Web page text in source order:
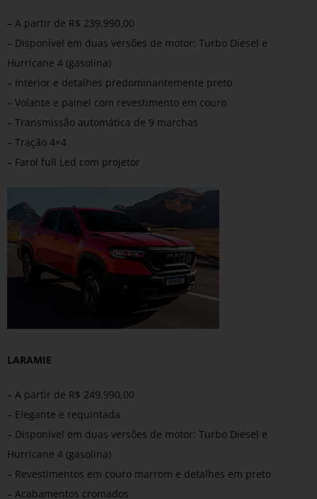
– A partir de R$ 239.990,00
– Disponível em duas versões de motor: Turbo Diesel e
Hurricane 4 (gasolina)
– Interior e detalhes predominantemente preto
– Volante e painel com revestimento em couro
– Transmissão automática de 9 marchas
– Tração 4×4
– Farol full Led com projetor
LARAMIE
– A partir de R$ 249.990,00
– Elegante e requintada
– Disponível em duas versões de motor: Turbo Diesel e
Hurricane 4 (gasolina)
– Revestimentos em couro marrom e detalhes em preto
– Acabamentos cromados